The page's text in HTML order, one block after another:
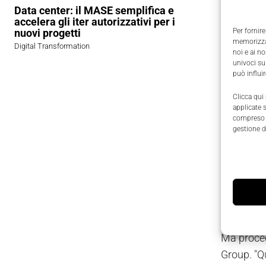
Per
noi e ai
univoci
può
Clicca qui
applicate
gestione
Data center: il MASE semplifica e
accelera gli iter autorizzativi per i
nuovi progetti
Digital Transformation Brutte
del 31
Ma
Group.